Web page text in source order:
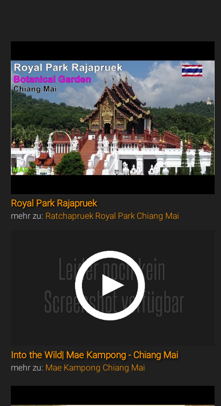
Royal Park Rajapruek
mehr zu: Ratchapruek Royal Park Chiang Mai
Into the Wild| Mae Kampong - Chiang Mai
mehr zu: Mae Kampong Chiang Mai